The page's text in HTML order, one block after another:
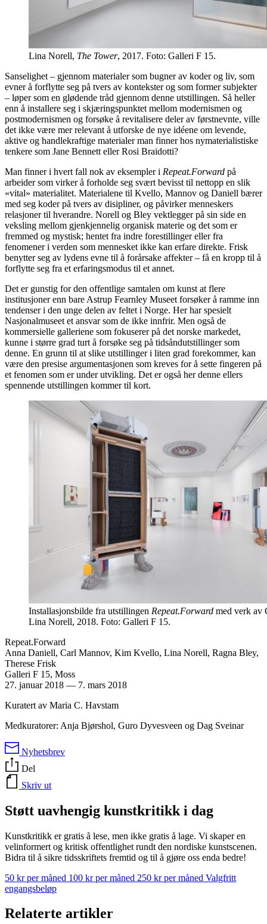
Lina Norell, The Tower, 2017. Foto: Galleri F 15.
Sanselighet – gjennom materialer som bugner av koder og liv, som
evner å forflytte seg på tvers av kontekster og som former subjekter
– løper som en glødende tråd gjennom denne utstillingen. Så heller
enn å installere seg i skjæringspunktet mellom modernismen og
postmodernismen og forsøke å revitalisere deler av førstnevnte, ville
det ikke være mer relevant å utforske de nye idéene om levende,
aktive og handlekraftige materialer man finner hos nymaterialistiske
tenkere som Jane Bennett eller Rosi Braidotti?
Man finner i hvert fall nok av eksempler i Repeat.Forward på
arbeider som virker å forholde seg svært bevisst til nettopp en slik
«vital» materialitet. Materialene til Kvello, Mannov og Daniell bærer
med seg koder på tvers av disipliner, og påvirker menneskers
relasjoner til hverandre. Norell og Bley vektlegger på sin side en
veksling mellom gjenkjennelig organisk materie og det som er
fremmed og mystisk; hentet fra indre forestillinger eller fra
fenomener i verden som mennesket ikke kan erfare direkte. Frisk
benytter seg av lydens evne til å forårsake affekter – få en kropp til å
forflytte seg fra et erfaringsmodus til et annet.
Det er gunstig for den offentlige samtalen om kunst at flere
institusjoner enn bare Astrup Fearnley Museet forsøker å ramme inn
tendenser i den unge delen av feltet i Norge. Her har spesielt
Nasjonalmuseet et ansvar som de ikke innfrir. Men også de
kommersielle galleriene som fokuserer på det norske markedet,
kunne i større grad turt å forsøke seg på tidsåndutstillinger som
denne. En grunn til at slike utstillinger i liten grad forekommer, kan
være den presise argumentasjonen som kreves for å sette fingeren på
et fenomen som er under utvikling. Det er også her denne ellers
spennende utstillingen kommer til kort.
Installasjonsbilde fra utstillingen Repeat.Forward med verk av
Lina Norell, 2018. Foto: Galleri F 15.
Repeat.Forward
Anna Daniell, Carl Mannov, Kim Kvello, Lina Norell, Ragna Bley,
Therese Frisk
Galleri F 15, Moss
27. januar 2018 — 7. mars 2018
Kuratert av Maria C. Havstam
Medkuratorer: Anja Bjørshol, Guro Dyvesveen og Dag Sveinar
Nyhetsbrev
Del
Skriv ut
Støtt uavhengig kunstkritikk i dag
Kunstkritikk er gratis å lese, men ikke gratis å lage. Vi skaper en
velinformert og kritisk offentlighet rundt den nordiske kunstscenen.
Bidra til å sikre tidsskriftets fremtid og til å gjøre oss enda bedre!
50 kr per måned 100 kr per måned 250 kr per måned Valgfritt
engangsbeløp
Relaterte artikler